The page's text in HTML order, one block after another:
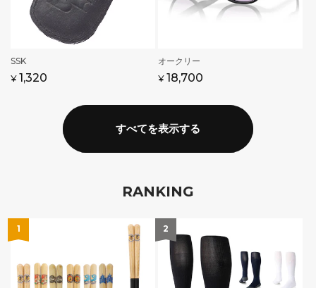
販
売
SSK
通
¥ 1,320
販
売
オークリー
通
価
格
セ
ル
価
¥ 18,700
すべてを表示する
RANKING